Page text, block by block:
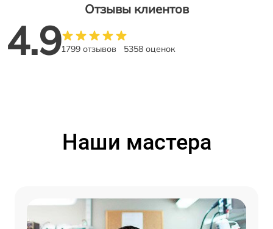
Отзывы клиентов
4.91799 отзывов 5358 оценок
Наши мастера